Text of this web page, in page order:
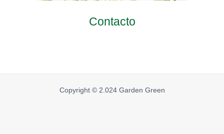
Contacto
Copyright © 2.024 Garden Green